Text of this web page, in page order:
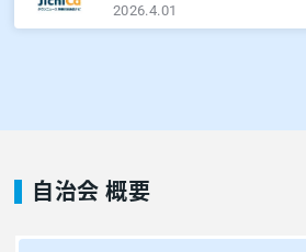
2026.4.01
自治会 概要